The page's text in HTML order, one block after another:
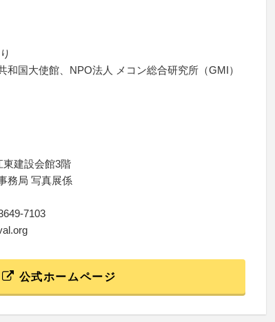
和国大使館、NPO法人 メコン総合研究所（GMI）
東建設会館3階
務局 写真展係
7103
公式ホームページ